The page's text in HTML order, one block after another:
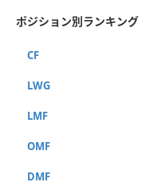
ポジション別ランキング
CF
LWG
LMF
OMF
DMF